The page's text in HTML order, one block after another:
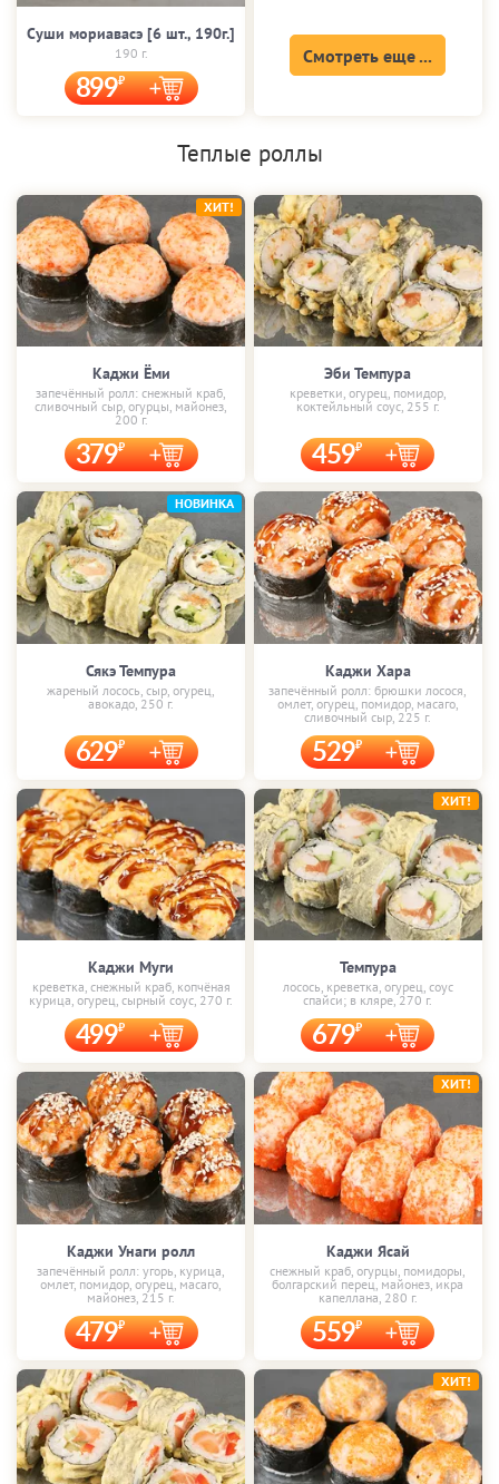
Суши мориавасэ [6 шт., 190г.]
190 г.
899
Смотреть еще ...
Теплые роллы
Каджи Ёми
запечённый ролл: снежный краб,
сливочный сыр, огурцы, майонез,
200 г.
379
ХИТ!
Эби Темпура
креветки, огурец, помидор,
коктейльный соус, 255 г.
459
Сякэ Темпура
жареный лосось, сыр, огурец,
авокадо, 250 г.
629
НОВИНКА
Каджи Хара
запечённый ролл: брюшки лосося,
омлет, огурец, помидор, масаго,
сливочный сыр, 225 г.
529
Каджи Муги
креветка, снежный краб, копчёная
курица, огурец, сырный соус, 270 г.
499
Темпура
лосось, креветка, огурец, соус
спайси; в кляре, 270 г.
679
ХИТ!
Каджи Унаги ролл
запечённый ролл: угорь, курица,
омлет, помидор, огурец, масаго,
майонез, 215 г.
479
Каджи Ясай
снежный краб, огурцы, помидоры,
болгарский перец, майонез, икра
капеллана, 280 г.
559
ХИТ!
ХИТ!